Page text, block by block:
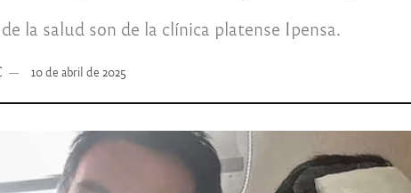
la salud son de la clínica platense Ipensa.
10 de abril de 2025